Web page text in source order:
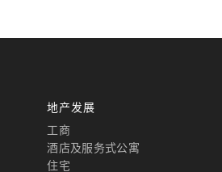
地产发展
工商
酒店及服务式公寓
住宅